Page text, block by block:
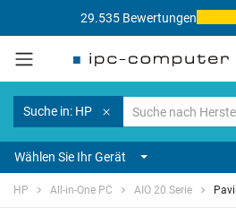
29.535 Bewertungen
Suche in: HP
Wählen Sie Ihr Gerät
HP All-in-One PC AIO 20 Serie